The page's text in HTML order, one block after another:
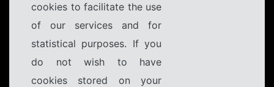
cookies to facilitate the use
of our services and for
statistical purposes. If you
do not wish to have
cookies stored on your